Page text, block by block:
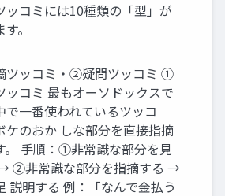
ッコミには10種類の「型」が
。
ッコミ・②疑問ツッコミ ①
ッコミ 最もオーソドックスで
で一番使われているツッコ
ケのおか しな部分を直接指摘
。 手順：①非常識な部分を見
②非常識な部分を指摘する →
説明する 例：「なんで金払う